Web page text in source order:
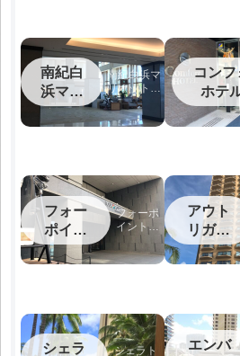
南紀白
浜マリ
オット
南紀白浜マ
リオットホ
テル宿泊記
コンフ
ホテ
フォー
ポイン
トバイ
シェラ
空港
フォーポ
イントバ
イシェラ
トン名古
屋中部国
アウト
リガー
グアム
シェラ
シェラト
エンバ